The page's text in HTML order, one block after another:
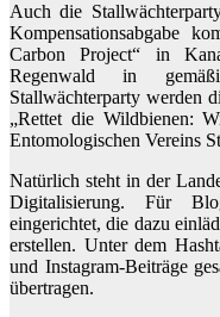
Auch die
Kompensationsabgabe
Carbon Project“ in
Regenwald in
Stallwächterparty werden
„Rettet die Wildbienen:
Entomologischen Vereins
Natürlich steht in der
Digitalisierung. Für
eingerichtet, die dazu
erstellen. Unter dem
und Instagram-Beiträge
übertragen.